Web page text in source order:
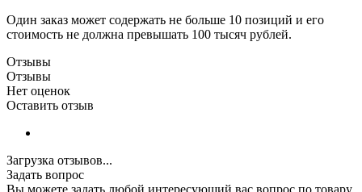
Один заказ может содержать не больше 10 позиций и его
стоимость не должна превышать 100 тысяч рублей.
Отзывы
Отзывы
Нет оценок
Оставить отзыв
Загрузка отзывов...
Задать вопрос
Вы можете задать любой интересующий вас вопрос по товару